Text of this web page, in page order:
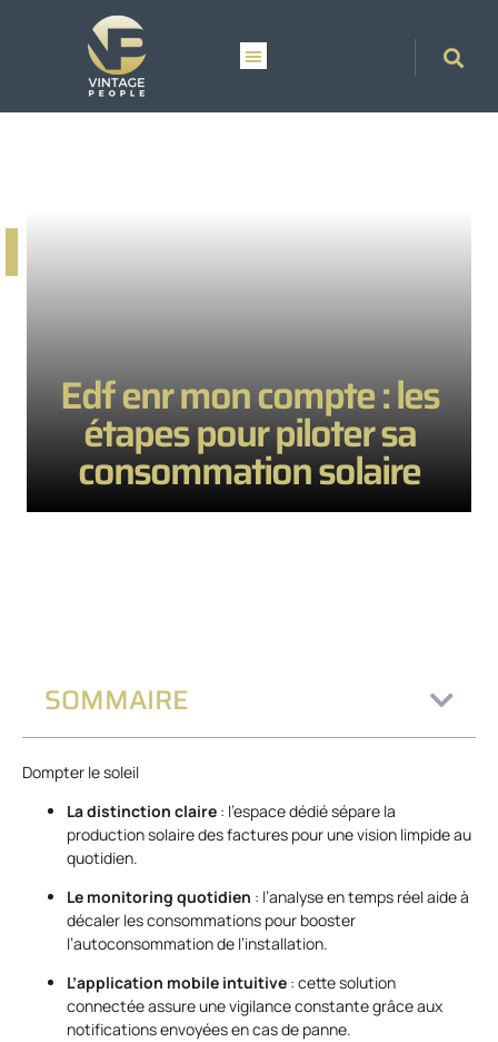
Edf enr mon compte : les
étapes pour piloter sa
consommation solaire
SOMMAIRE
Dompter le soleil
La distinction claire : l’espace dédié sépare la
production solaire des factures pour une vision limpide au
quotidien.
Le monitoring quotidien : l’analyse en temps réel aide à
décaler les consommations pour booster
l’autoconsommation de l’installation.
L’application mobile intuitive : cette solution
connectée assure une vigilance constante grâce aux
notifications envoyées en cas de panne.